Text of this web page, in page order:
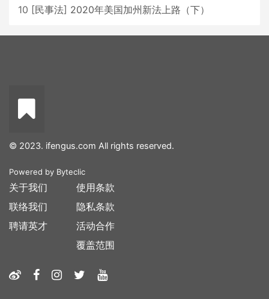
10 [民事法] 2020年美国加州新法上路（下）
© 2023. ifengus.com All rights reserved.
Powered by Byteclic
关于我们
联络我们
聘请英才
使用条款
隐私条款
活动合作
覆盖范围